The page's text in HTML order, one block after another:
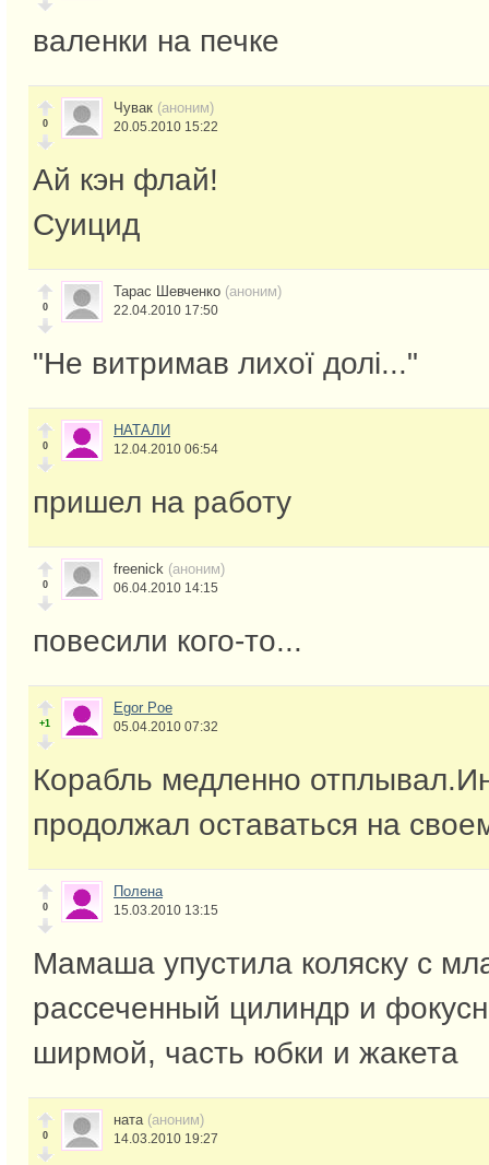
валенки на печке
0
Чувак (аноним)
20.05.2010 15:22
Ай кэн флай!
Суицид
0
Тарас Шевченко (аноним)
22.04.2010 17:50
"Не витримав лихої долі..."
0
НАТАЛИ
12.04.2010 06:54
пришел на работу
0
freenick (аноним)
06.04.2010 14:15
повесили кого-то...
+1
Egor Poe
05.04.2010 07:32
Корабль медленно
продолжал оставаться на
0
Полена
15.03.2010 13:15
Мамаша упустила коляску с
рассеченный цилиндр и
ширмой, часть юбки и жакета
0
ната (аноним)
14.03.2010 19:27